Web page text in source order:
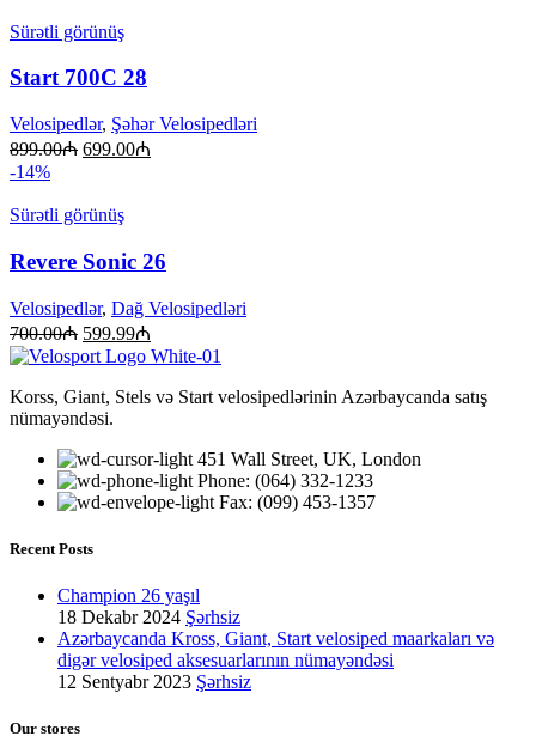
Sürətli görünüş
Start 700C 28
Velosipedlər, Şəhər Velosipedləri
899.00₼ 699.00₼
-14%
Sürətli görünüş
Revere Sonic 26
Velosipedlər, Dağ Velosipedləri
700.00₼ 599.99₼
Korss, Giant, Stels və Start velosipedlərinin Azərbaycanda satış
nümayəndəsi.
451 Wall Street, UK, London
Phone: (064) 332-1233
Fax: (099) 453-1357
Recent Posts
Champion 26 yaşıl
18 Dekabr 2024 Şərhsiz
Azərbaycanda Kross, Giant, Start velosiped maarkaları və
digər velosiped aksesuarlarının nümayəndəsi
12 Sentyabr 2023 Şərhsiz
Our stores